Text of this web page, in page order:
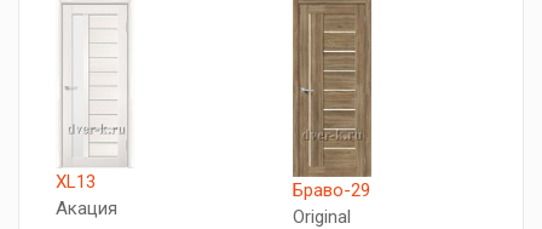
XL13
Акация
Браво-29
Original